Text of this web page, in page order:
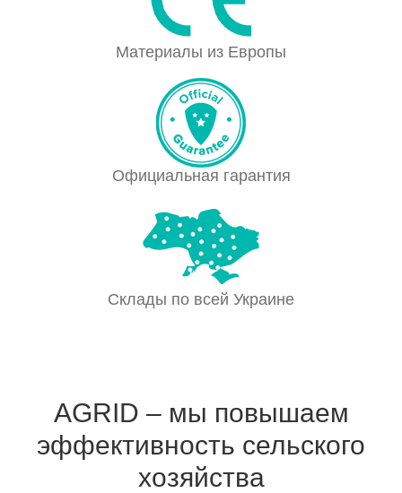
Материалы из Европы
Официальная гарантия
Склады по всей Украине
AGRID – мы повышаем
эффективность сельского
хозяйства